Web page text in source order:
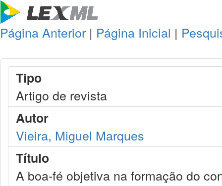
Página Anterior | Página Inicial |
Tipo
Artigo de revista
Autor
Vieira, Miguel Marques
Título
A boa-fé objetiva na formação do